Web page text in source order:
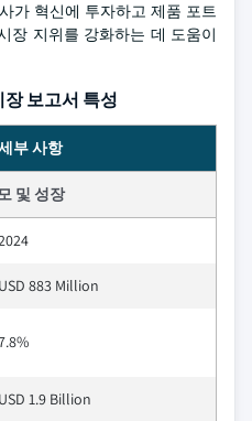
가 혁신에 투자하고 제품 포트
장 지위를 강화하는 데 도움이
보고서 특성
부 사항
및 성장
USD 883 Million
USD 1.9 Billion